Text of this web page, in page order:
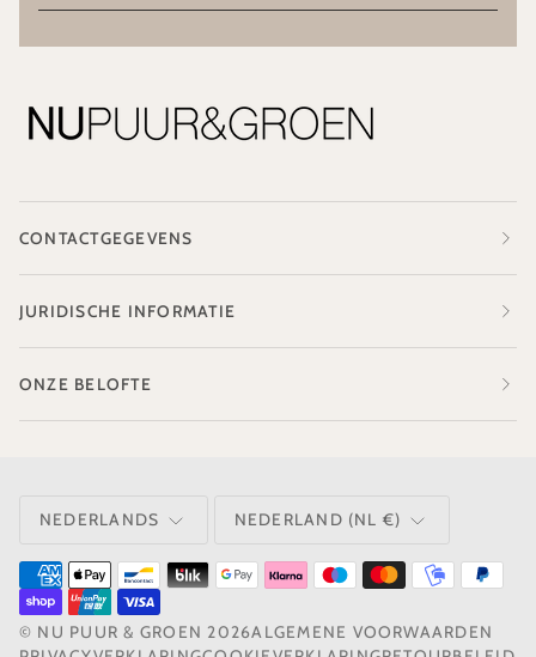
CONTACTGEGEVENS
JURIDISCHE INFORMATIE
ONZE BELOFTE
NEDERLANDS NEDERLAND (NL €)
© NU PUUR & GROEN 2026ALGEMENE VOORWAARDEN